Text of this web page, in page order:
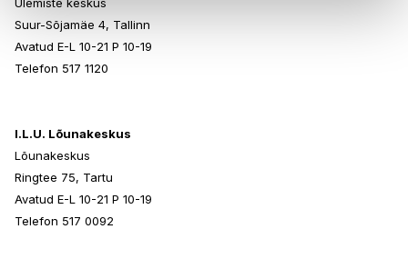
Suur-Sõjamäe 4, Tallinn
Avatud E-L 10-21 P 10-19
Telefon 517 1120
I.L.U. Lõunakeskus
Lõunakeskus
Ringtee 75, Tartu
Avatud E-L 10-21 P 10-19
Telefon 517 0092